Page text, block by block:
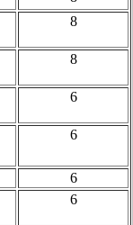
8
8
6
6
6
6